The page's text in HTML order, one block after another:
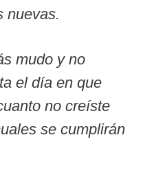
nuevas.
mudo y no
el día en que
no creíste
se cumplirán